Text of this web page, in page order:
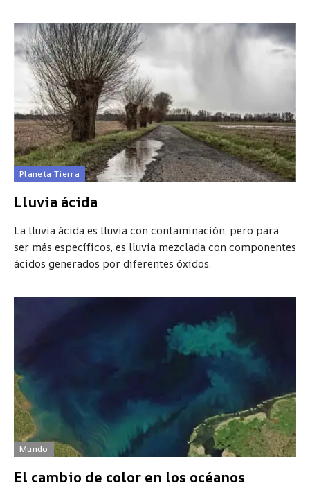
Planeta Tierra
Lluvia ácida
La lluvia ácida es lluvia con contaminación, pero para
ser más específicos, es lluvia mezclada con componentes
ácidos generados por diferentes óxidos.
Mundo
El cambio de color en los océanos